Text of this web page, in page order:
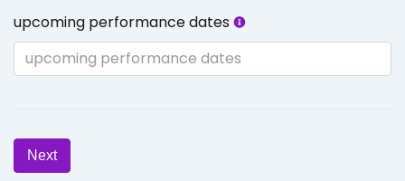
upcoming performance dates
Next